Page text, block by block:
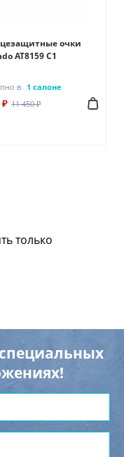
очки
AT8159 C1
в 1 салоне
₽ 11 450 ₽
только